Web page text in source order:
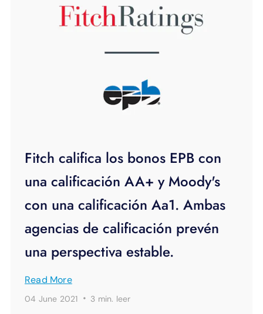
Fitch califica los bonos EPB con
una calificación AA+ y Moody's
con una calificación Aa1. Ambas
agencias de calificación prevén
una perspectiva estable.
Read More
04 June 2021 · 3 min. leer